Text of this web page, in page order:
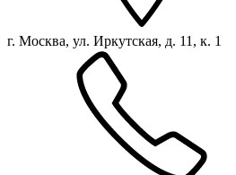
г. Москва, ул. Иркутская, д. 11, к. 1